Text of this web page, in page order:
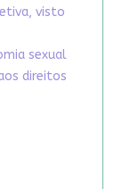
visto
sexual
direitos